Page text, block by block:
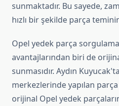
sunmaktadır. Bu sayede,
hızlı bir şekilde parça
Opel yedek parça
avantajlarından biri de
sunmasıdır. Aydın
merkezlerinde yapılan
orijinal Opel yedek